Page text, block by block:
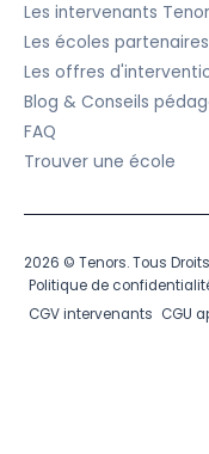
Les intervenants
Les écoles partenaires
Les offres
Blog & Conseils
FAQ
Trouver une école
2026 © Tenors. Tous
Politique de
CGV intervenants CGU